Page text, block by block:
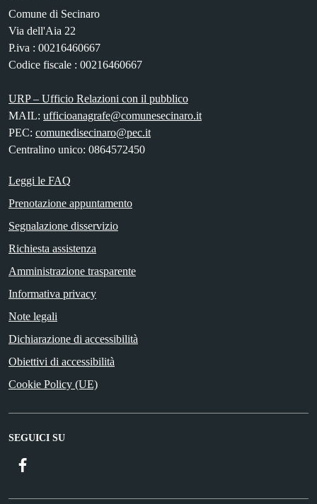
Comune di Secinaro
Via dell'Aia 22
P.iva : 00216460667
Codice fiscale : 00216460667
URP – Ufficio Relazioni con il pubblico
MAIL: ufficioanagrafe@comunesecinaro.it
PEC: comunedisecinaro@pec.it
Centralino unico: 0864572450
Leggi le FAQ
Prenotazione appuntamento
Segnalazione disservizio
Richiesta assistenza
Amministrazione trasparente
Informativa privacy
Note legali
Dichiarazione di accessibilità
Obiettivi di accessibilità
Cookie Policy (UE)
SEGUICI SU